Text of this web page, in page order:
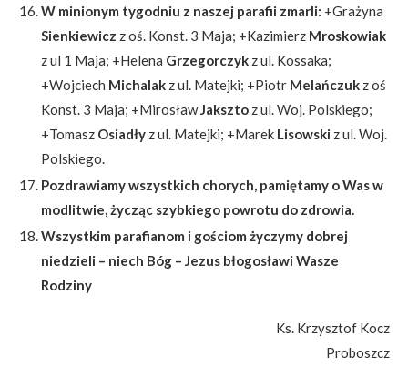
W minionym tygodniu z naszej parafii zmarli: +Grażyna
Sienkiewicz z oś. Konst. 3 Maja; +Kazimierz Mroskowiak
z ul 1 Maja; +Helena Grzegorczyk z ul. Kossaka;
+Wojciech Michalak z ul. Matejki; +Piotr Melańczuk z oś
Konst. 3 Maja; +MirosławJakszto z ul. Woj. Polskiego;
+Tomasz Osiadły z ul. Matejki; +Marek Lisowski z ul. Woj.
Polskiego.
Pozdrawiamy wszystkich chorych, pamiętamy o Was w
modlitwie, życząc szybkiego powrotu do zdrowia.
Wszystkim parafianom i gościom życzymy dobrej
niedzieli – niech Bóg – Jezus błogosławi Wasze
Rodziny
Ks. Krzysztof Kocz
Proboszcz